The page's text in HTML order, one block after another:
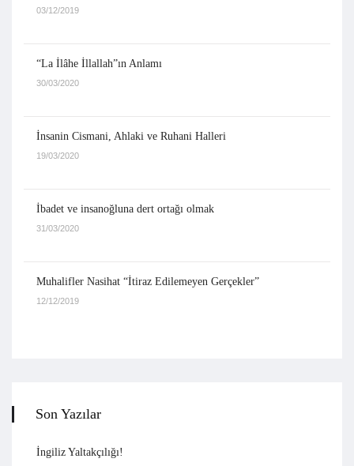
03/12/2019
“La İlâhe İllallah”ın Anlamı
30/03/2020
İnsanin Cismani, Ahlaki ve Ruhani Halleri
19/03/2020
İbadet ve insanoğluna dert ortağı olmak
31/03/2020
Muhalifler Nasihat “İtiraz Edilemeyen Gerçekler”
12/12/2019
Son Yazılar
İngiliz Yaltakçılığı!